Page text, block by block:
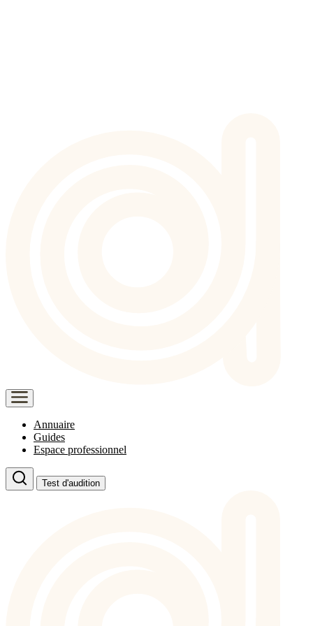
Annuaire
Guides
Espace professionnel
Test d'audition